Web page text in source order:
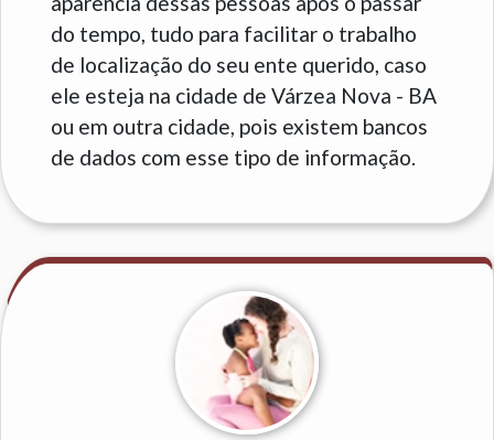
do tempo, tudo para facilitar o trabalho
de localização do seu ente querido, caso
ele esteja na cidade de Várzea Nova - BA
ou em outra cidade, pois existem bancos
de dados com esse tipo de informação.